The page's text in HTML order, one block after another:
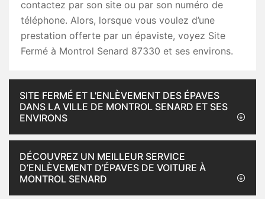
contactez par son site ou par son numéro de
téléphone. Alors, lorsque vous voulez d’une
prestation offerte par un épaviste, voyez Site
Fermé à Montrol Senard 87330 et ses environs.
SITE FERMÉ ET L'ENLÈVEMENT DES ÉPAVES
DANS LA VILLE DE MONTROL SENARD ET SES
ENVIRONS
DÉCOUVREZ UN MEILLEUR SERVICE
D’ENLÈVEMENT D’ÉPAVES DE VOITURE À
MONTROL SENARD